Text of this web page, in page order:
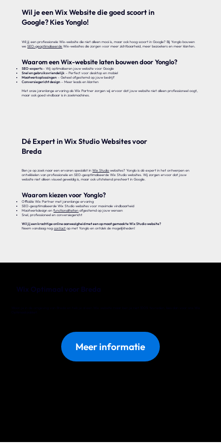
Wil je een Wix Website die goed scoort in
Google? Kies Yonglo!
Wil jij een professionele Wix-website die niet alleen mooi is, maar ook hoog scoort in Google? Bij Yonglo bouwen
weSEO-geoptimaliseerde Wix-websites die zorgen voor meer zichtbaarheid, meer bezoekers en meer klanten.
Waarom een Wix-website laten bouwen door Yonglo?
SEO-experts– Wij optimaliseren jouw website voor Google
Snel en gebruiksvriendelijk – Perfect voor desktop en mobiel
Maatwerkoplossingen – Geheel afgestemd op jouw bedrijf
Conversiegericht design – Meer leads en klanten
Met onze jarenlange ervaring als Wix Partner zorgen wij ervoor dat jouw website niet alleen professioneel oogt,
maar ook goed vindbaar is in zoekmachines.
Dé Expert in Wix Studio Websites voor
Breda
Ben je op zoek naar een ervaren specialist inWix Studio websites? Yonglo is dé expert in het ontwerpen en
ontwikkelen van professionele en SEO-geoptimaliseerde Wix Studio websites. Wij zorgen ervoor dat jouw
website niet alleen visueel geweldig is, maar ook uitstekend presteert in Google.
Waarom kiezen voor Yonglo?
Officiële Wix Partner met jarenlange ervaring
SEO-geoptimaliseerde Wix Studio websites voor maximale vindbaarheid
Maatwerkdesign enfunctionaliteiten afgestemd op jouw wensen
Snel, professioneel en conversiegericht
Wil jij een krachtige online aanwezigheid met een op maat gemaakte Wix Studio website?
Neem vandaag nogcontact op met Yonglo en ontdek de mogelijkheden!
Meer informatie
Woon je in de omgeving van Breda en heb je al een Wix website maar ben je niet 100% tevreden, kies dan voor ons Wix
Optimaal pakket.
Wix Optimaal voor Breda